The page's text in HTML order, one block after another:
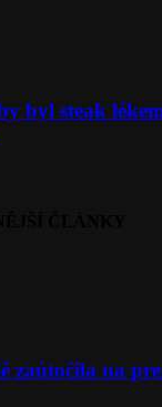
byl steak
zaútočila na